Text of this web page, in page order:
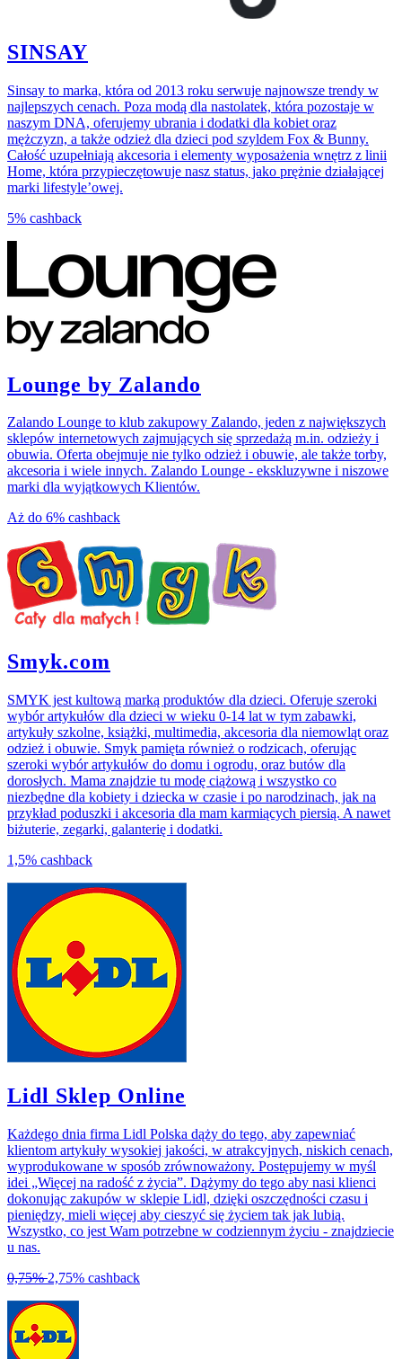
SINSAY
Sinsay to marka, która od 2013 roku serwuje najnowsze trendy w
najlepszych cenach. Poza modą dla nastolatek, która pozostaje w
naszym DNA, oferujemy ubrania i dodatki dla kobiet oraz
mężczyzn, a także odzież dla dzieci pod szyldem Fox & Bunny.
Całość uzupełniają akcesoria i elementy wyposażenia wnętrz z linii
Home, która przypieczętowuje nasz status, jako prężnie działającej
marki lifestyle’owej.
5% cashback
Lounge by Zalando
Zalando Lounge to klub zakupowy Zalando, jeden z największych
sklepów internetowych zajmujących się sprzedażą m.in. odzieży i
obuwia. Oferta obejmuje nie tylko odzież i obuwie, ale także torby,
akcesoria i wiele innych. Zalando Lounge - ekskluzywne i niszowe
marki dla wyjątkowych Klientów.
Aż do 6% cashback
Smyk.com
SMYK jest kultową marką produktów dla dzieci. Oferuje szeroki
wybór artykułów dla dzieci w wieku 0-14 lat w tym zabawki,
artykuły szkolne, książki, multimedia, akcesoria dla niemowląt oraz
odzież i obuwie. Smyk pamięta również o rodzicach, oferując
szeroki wybór artykułów do domu i ogrodu, oraz butów dla
dorosłych. Mama znajdzie tu modę ciążową i wszystko co
niezbędne dla kobiety i dziecka w czasie i po narodzinach, jak na
przykład poduszki i akcesoria dla mam karmiących piersią. A nawet
biżuterie, zegarki, galanterię i dodatki.
1,5% cashback
Lidl Sklep Online
Każdego dnia firma Lidl Polska dąży do tego, aby zapewniać
klientom artykuły wysokiej jakości, w atrakcyjnych, niskich cenach,
wyprodukowane w sposób zrównoważony. Postępujemy w myśl
idei „Więcej na radość z życia”. Dążymy do tego aby nasi klienci
dokonując zakupów w sklepie Lidl, dzięki oszczędności czasu i
pieniędzy, mieli więcej aby cieszyć się życiem tak jak lubią.
Wszystko, co jest Wam potrzebne w codziennym życiu - znajdziecie
u nas.
0,75%2,75% cashback